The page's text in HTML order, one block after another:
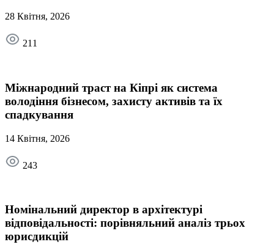
28 Квітня, 2026
211
Міжнародний траст на Кіпрі як система
володіння бізнесом, захисту активів та їх
спадкування
14 Квітня, 2026
243
Номінальний директор в архітектурі
відповідальності: порівняльний аналіз трьох
юрисдикцій